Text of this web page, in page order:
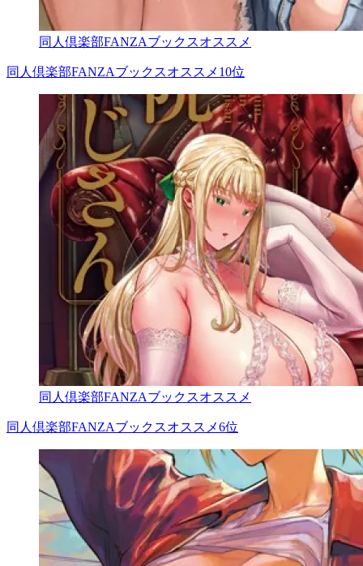
同人倶楽部FANZAブックスオススメ
同人倶楽部FANZAブックスオススメ10位
同人倶楽部FANZAブックスオススメ
同人倶楽部FANZAブックスオススメ6位